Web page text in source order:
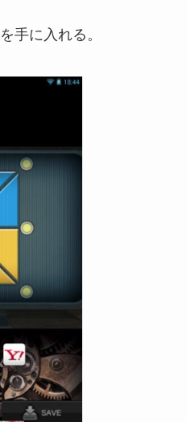
手に入れる。